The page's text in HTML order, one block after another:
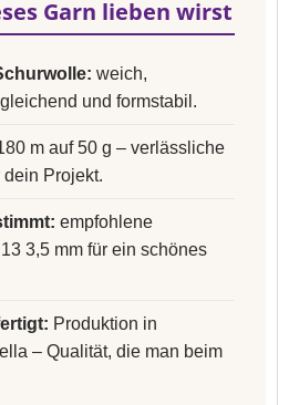
Garn lieben wirst
weich,
und formstabil.
m auf 50 g – verlässliche
Projekt.
empfohlene
3,5 mm für ein schönes
Produktion in
– Qualität, die man beim